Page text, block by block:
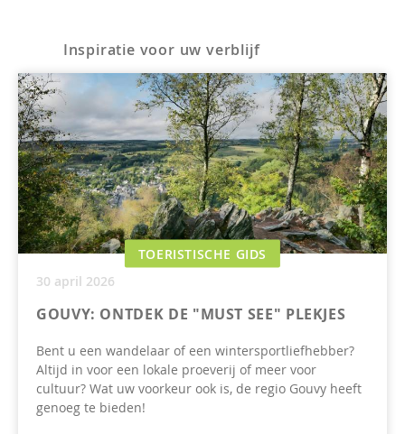
Inspiratie voor uw verblijf
TOERISTISCHE GIDS
30 april 2026
GOUVY: ONTDEK DE "MUST SEE" PLEKJES
Bent u een wandelaar of een wintersportliefhebber?
Altijd in voor een lokale proeverij of meer voor
cultuur? Wat uw voorkeur ook is, de regio Gouvy heeft
genoeg te bieden!